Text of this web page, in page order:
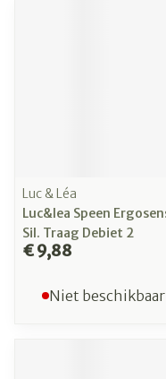
Luc & Léa
Luc&lea Speen
Sil. Traag Debiet 2
€ 9,88
Niet beschikbaar